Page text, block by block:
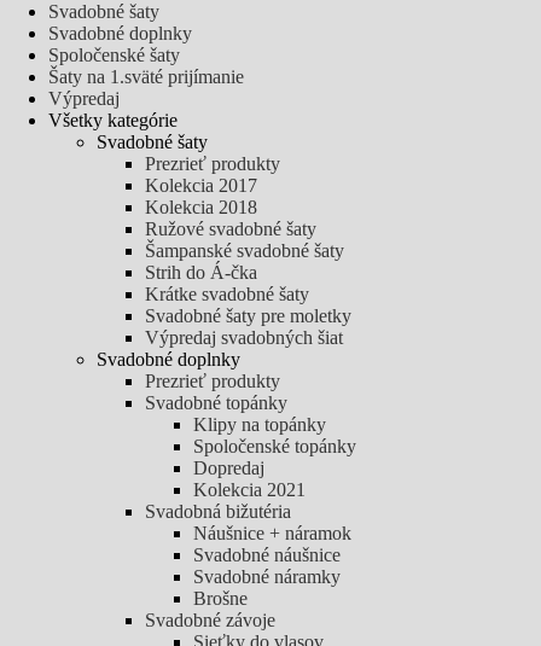
Svadobné šaty
Svadobné doplnky
Spoločenské šaty
Šaty na 1.sväté prijímanie
Výpredaj
Všetky kategórie
Svadobné šaty
Prezrieť produkty
Kolekcia 2017
Kolekcia 2018
Ružové svadobné šaty
Šampanské svadobné šaty
Strih do Á-čka
Krátke svadobné šaty
Svadobné šaty pre moletky
Výpredaj svadobných šiat
Svadobné doplnky
Prezrieť produkty
Svadobné topánky
Klipy na topánky
Spoločenské topánky
Dopredaj
Kolekcia 2021
Svadobná bižutéria
Náušnice + náramok
Svadobné náušnice
Svadobné náramky
Brošne
Svadobné závoje